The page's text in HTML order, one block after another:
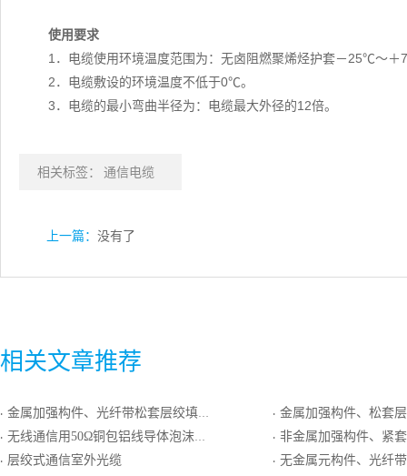
使用要求
1．电缆使用环境温度范围为：无卤阻燃聚烯烃护套－25℃～
2．电缆敷设的环境温度不低于0℃。
3．电缆的最小弯曲半径为：电缆最大外径的12倍。
相关标签： 通信电缆
上一篇： 没有了
相关文章推荐
· 金属加强构件、光纤带松套层绞填充式、铝－聚乙烯粘结护套、双细圆钢丝铠装、聚乙烯套通信用室外光缆
· 无线通信用50Ω铜包铝线导体泡沫聚乙烯绝缘铝塑复合编织外导体聚乙烯护套同轴射频电缆
· 层绞式通信室外光缆
· 金属加强构件、松套层绞填充式、铝－聚乙烯粘结护套、单圆细
· 非金属加强构件、紧套光纤、聚氯乙烯护套、聚氯乙
· 无金属元构件、光纤带松套、聚氯